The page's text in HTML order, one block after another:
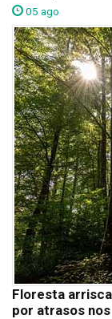
05 ago
Floresta
por atrasos nos